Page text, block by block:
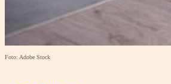
Foto: Adobe Stock